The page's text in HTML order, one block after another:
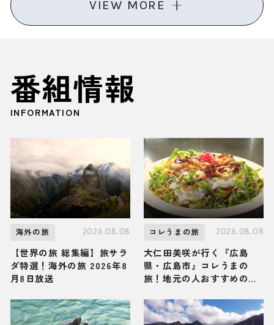
VIEW MORE
番組情報
INFORMATION
海外の旅 2026.08.08
【世界の旅 総集編】旅サラ
ダ特選！海外の旅 2026年8
月8日放送
コレうまの旅 2026.08.08
大仁田美咲が行く『広島
県・広島市』コレうまの
旅！地元の人おすすめのご
8月8日放送